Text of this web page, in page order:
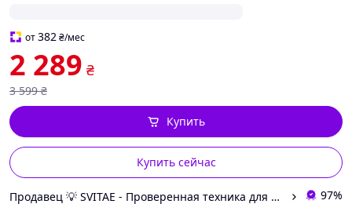
от382₴/мес
2 289 ₴
3 599 ₴
Купить сейчас
Купить
Продавец 💡 SVITAЕ - Проверенная техника для дома и гаджеты для ухода за собой 97%